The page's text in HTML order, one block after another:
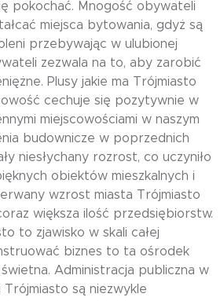
pokochać. Mnogość obywateli
miejsca bytowania, gdyż są
przebywając w ulubionej
zezwala na to, aby zarobić
Plusy jakie ma Trójmiasto
cechuje się pozytywnie w
miejscowościami w naszym
budownicze w poprzednich
niesłychany rozrost, co uczyniło
obiektów mieszkalnych i
wzrost miasta Trójmiasto
większa ilość przedsiębiorstw.
to zjawisko w skali całej
biznes to ta ośrodek
Administracja publiczna w
Trójmiasto są niezwykle